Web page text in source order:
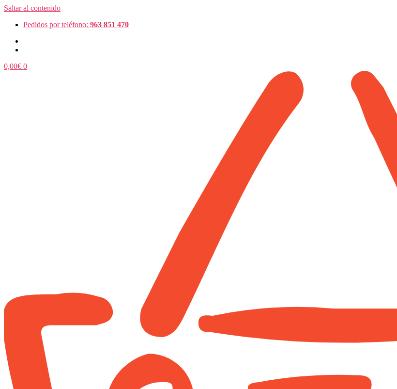
Saltar al contenido
Pedidos por teléfono: 963 851 470
0,00€ 0